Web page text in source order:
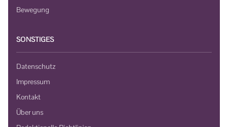
Bewegung
SONSTIGES
Datenschutz
Impressum
Kontakt
Über uns